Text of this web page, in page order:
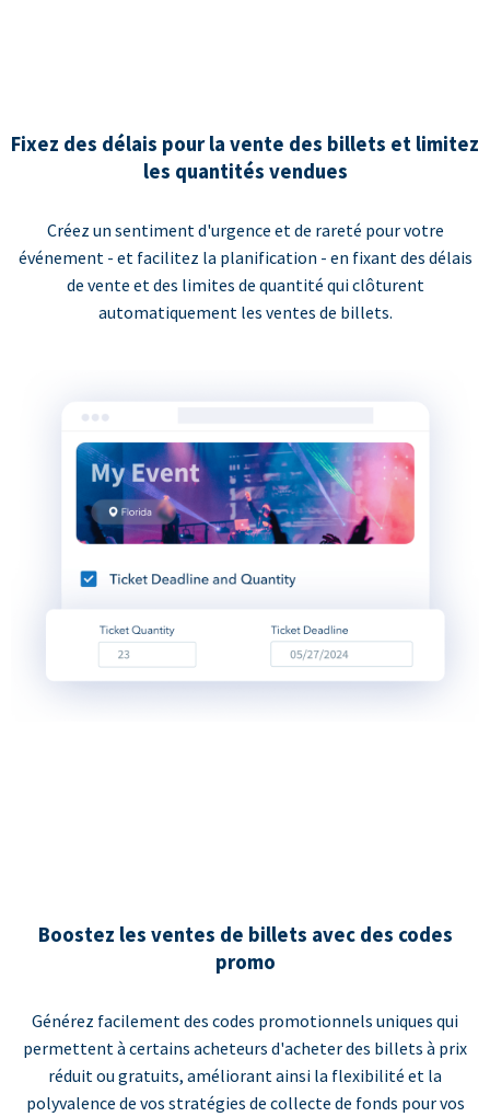
Fixez des délais pour la vente des billets et limitez
les quantités vendues
Créez un sentiment d'urgence et de rareté pour votre
événement - et facilitez la planification - en fixant des délais
de vente et des limites de quantité qui clôturent
automatiquement les ventes de billets.
Boostez les ventes de billets avec des codes
promo
Générez facilement des codes promotionnels uniques qui
permettent à certains acheteurs d'acheter des billets à prix
réduit ou gratuits, améliorant ainsi la flexibilité et la
polyvalence de vos stratégies de collecte de fonds pour vos